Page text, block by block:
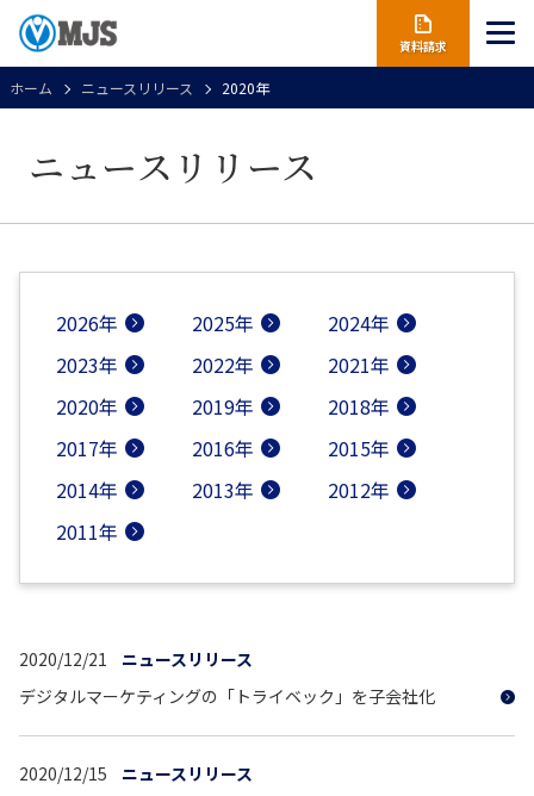
資料請求
ホーム ニュースリリース 2020年
ニュースリリース
2026年 2025年
2024年
2023年
2022年
2021年
2020年
2019年
2018年
2017年
2016年
2015年
2014年
2013年
2012年
2011年
2020/12/21
ニュースリリース
デジタルマーケティングの「トライベック」を子会社化
2020/12/15
ニュースリリース